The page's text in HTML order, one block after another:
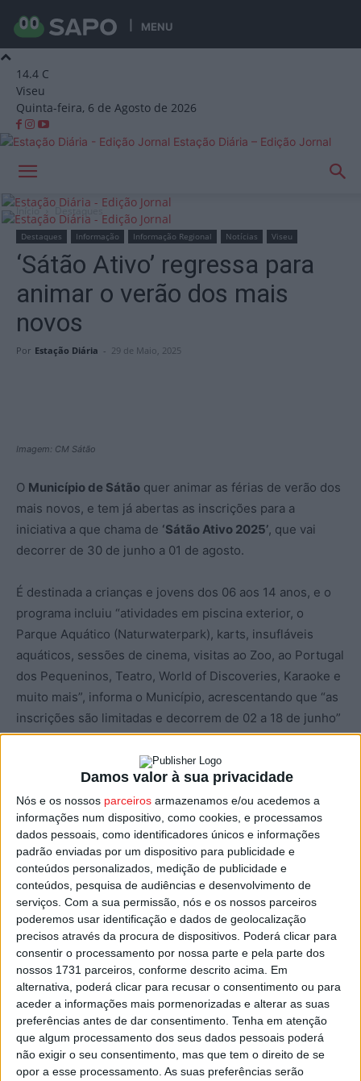
Damos valor à sua privacidade
Nós e os nossos parceiros armazenamos e/ou acedemos a
informações num dispositivo, como cookies, e processamos
dados pessoais, como identificadores únicos e informações
padrão enviadas por um dispositivo para publicidade e
conteúdos personalizados, medição de publicidade e
conteúdos, pesquisa de audiências e desenvolvimento de
serviços. Com a sua permissão, nós e os nossos parceiros
poderemos usar identificação e dados de geolocalização
precisos através da procura de dispositivos. Poderá clicar para
consentir o processamento por nossa parte e pela parte dos
nossos 1731 parceiros, conforme descrito acima. Em
alternativa, poderá clicar para recusar o consentimento ou para
aceder a informações mais pormenorizadas e alterar as suas
preferências antes de dar consentimento. Tenha em atenção
que algum processamento dos seus dados pessoais poderá
não exigir o seu consentimento, mas que tem o direito de se
opor a esse processamento. As suas preferências serão
MENU
14.4 C
Viseu
Quinta-feira, 6 de Agosto de 2026
Estação Diária – Edição Jornal
Início Destaques
Destaques Informação Informação Regional Notícias Viseu
‘Sátão Ativo’ regressa para
animar o verão dos mais
novos
Por Estação Diária - 29 de Maio, 2025
Imagem: CM Sátão
O Município de Sátão quer animar as férias de verão dos
mais novos, e tem já abertas as inscrições para a
iniciativa a que chama de ‘Sátão Ativo 2025’, que vai
decorrer de 30 de junho a 01 de agosto.
É destinada a crianças e jovens dos 06 aos 14 anos, e o
programa incluiu “atividades em piscina exterior, o
Parque Aquático (Naturwaterpark), karts, insufláveis
aquáticos, sessões de cinema, visitas ao Zoo, ao Portugal
dos Pequeninos, Teatro, World of Discoveries, Karaoke e
muito mais”, informa o Município, acrescentando que “as
inscrições são limitadas e decorrem de 02 a 18 de junho”
e devem ser feitas online no site da Câmara Municipal de
O preço é de 51 euros por criança, por semana, e de 41
euros para casos em que tenham irmãos a participar, um
valor que inclui almoço, lanche e seguro.
A 1ª fase de inscrições será exclusivamente para
crianças residentes no concelho de Sátão, enquanto que
a 2ª fase será aberta à população em geral.
No processo de inscrição online será solicitado o envio
do cartão de cidadão da criança e do responsável legal,
assim como uma autorização (disponível no site do
Município) do responsável legal devidamente preenchida
e assinada.